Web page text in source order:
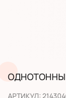
АРТИКУЛ: